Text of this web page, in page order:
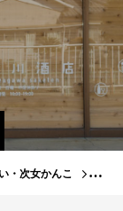
・次女かんこ 怪獣